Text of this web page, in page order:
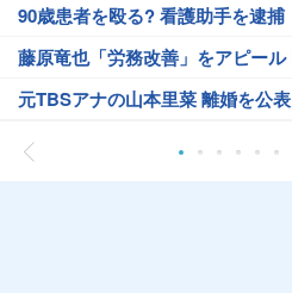
90歳患者を殴る? 看護助手を逮捕
藤原竜也「労務改善」をアピール
元TBSアナの山本里菜 離婚を公表